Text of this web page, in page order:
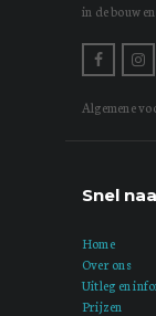
in de bouw
Algemene
Snel
Home
Over ons
Uitleg en
Prijzen